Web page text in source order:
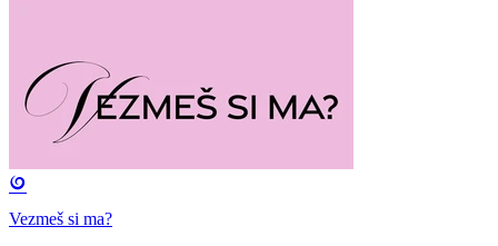
Vezmeš si ma?